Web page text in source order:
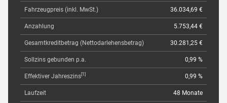
Fahrzeugpreis (inkl. MwSt.) 36.034,69 €
Anzahlung 5.753,44 €
Gesamtkreditbetrag (Nettodarlehensbetrag) 30.281,25 €
Sollzins gebunden p.a. 0,99 %
Effektiver Jahreszins[1] 0,99 %
Laufzeit 48 Monate